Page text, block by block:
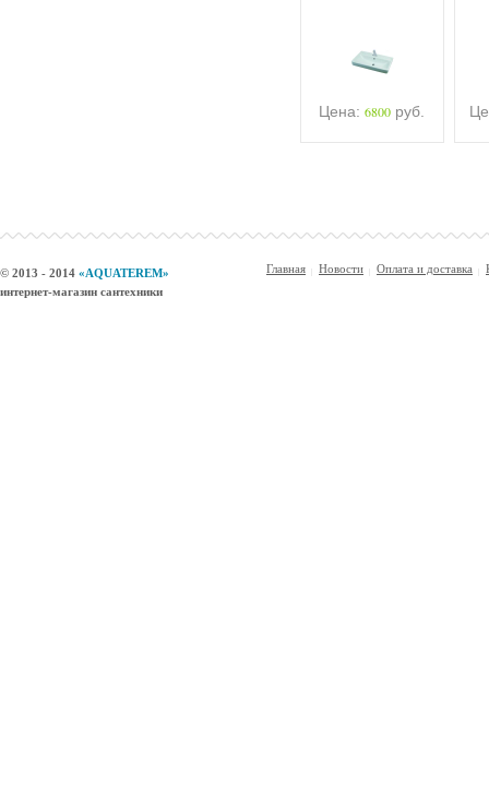
Цена: 6800 руб.
© 2013 - 2014 «AQUATEREM»
интернет-магазин сантехники
Главная Новости Оплата и доставка